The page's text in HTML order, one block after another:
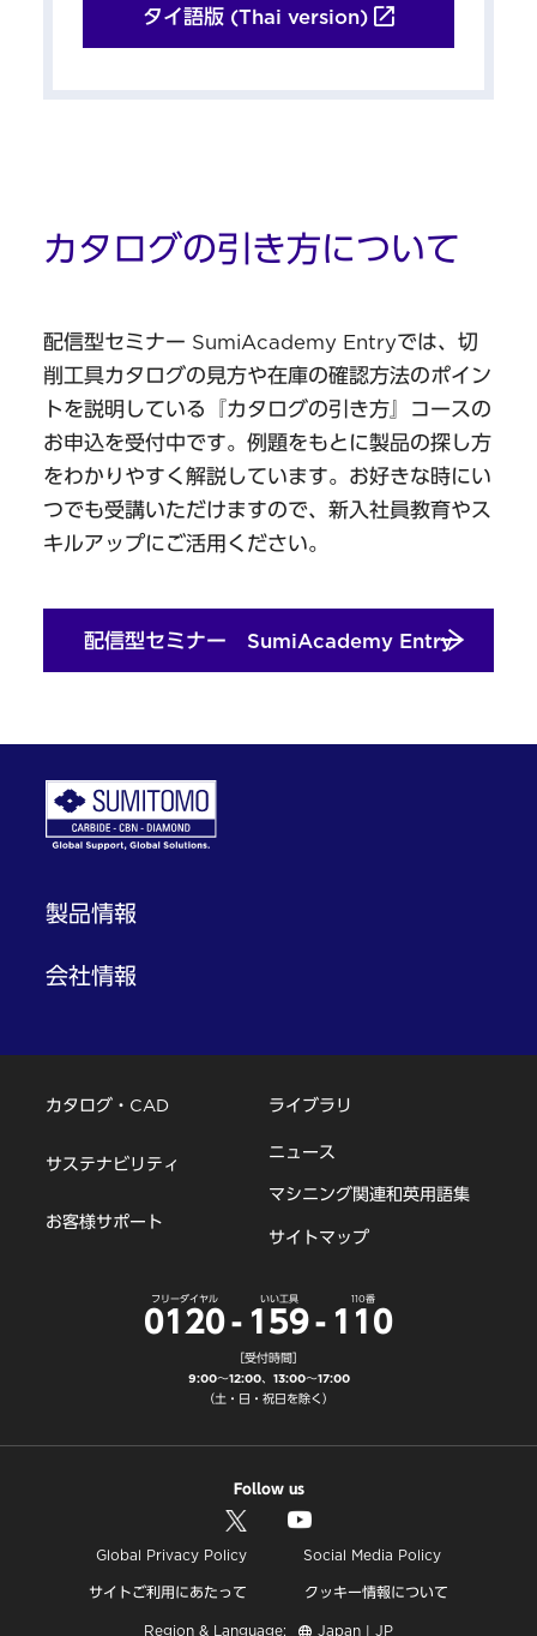
タイ語版 (Thai version)
カタログの引き方について
配信型セミナー SumiAcademy Entryでは、切
削工具カタログの見方や在庫の確認方法のポイン
トを説明している『カタログの引き方』コースの
お申込を受付中です。例題をもとに製品の探し方
をわかりやすく解説しています。お好きな時にい
つでも受講いただけますので、新入社員教育やス
キルアップにご活用ください。
配信型セミナー SumiAcademy Entry
製品情報
会社情報
カタログ・CAD
サステナビリティ
お客様サポート
ライブラリ
ニュース
マシニング関連和英用語集
サイトマップ
0120
フリーダイヤル
- 159
いい工具
- 110
110番
［受付時間］
9:00～12:00、13:00～17:00
（土・日・祝日を除く）
Follow us
Global Privacy Policy
Social Media Policy
サイトご利用にあたって
クッキー情報について
Region & Language:
Japan | JP